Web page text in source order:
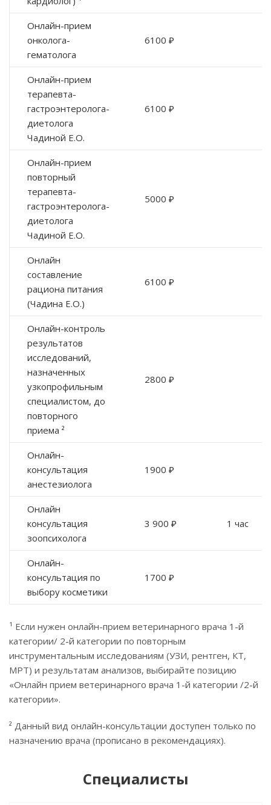
Онлайн-прием
онколога-
гематолога
6100 ₽
Онлайн-прием
терапевта-
гастроэнтеролога-
диетолога
Чадиной Е.О.
6100 ₽
Онлайн-прием
повторный
терапевта-
гастроэнтеролога-
диетолога
Чадиной Е.О.
5000 ₽
Онлайн
составление
рациона питания
(Чадина Е.О.)
6100 ₽
Онлайн-контроль
результатов
исследований,
назначенных
узкопрофильным
специалистом, до
повторного
приема ²
2800 ₽
Онлайн-
консультация
анестезиолога
1900 ₽
Онлайн
консультация
зоопсихолога
3 900 ₽ 1 час
Онлайн-
консультация по
выбору косметики
1700 ₽
¹ Если нужен онлайн-прием ветеринарного врача 1-й
категории/ 2-й категории по повторным
инструментальным исследованиям (УЗИ, рентген, КТ,
МРТ) и результатам анализов, выбирайте позицию
«Онлайн прием ветеринарного врача 1-й категории /2-й
категории».
² Данный вид онлайн-консультации доступен только по
назначению врача (прописано в рекомендациях).
Специалисты